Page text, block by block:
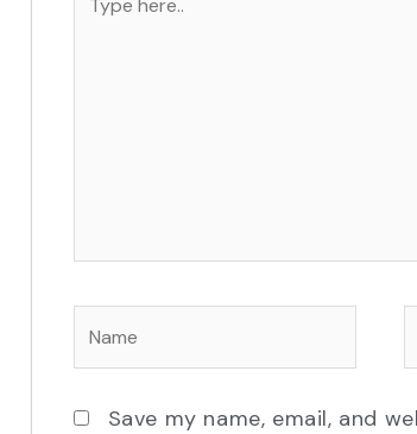
here..
Save my name, email, and